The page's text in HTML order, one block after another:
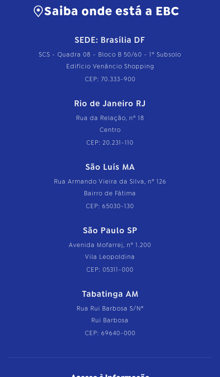
Saiba onde está a EBC
SEDE: Brasília DF
SCS - Quadra 08 - Bloco B 50/60 - 1º Subsolo
Edifício Venâncio Shopping
CEP: 70.333-900
Rio de Janeiro RJ
Rua da Relação, nº 18
Centro
CEP: 20.231-110
São Luís MA
Rua Armando Vieira da Silva, nº 126
Bairro de Fátima
CEP: 65030-130
São Paulo SP
Avenida Mofarrej, nº 1.200
Vila Leopoldina
CEP: 05311-000
Tabatinga AM
Rua Rui Barbosa S/Nº
Rui Barbosa
CEP: 69640-000